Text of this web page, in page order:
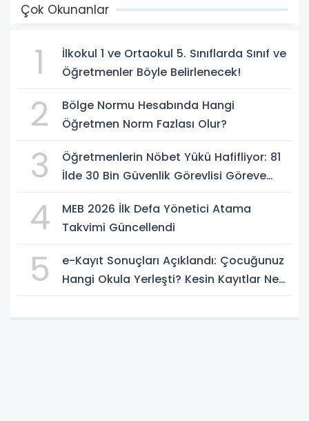
Çok Okunanlar
1
İlkokul 1 ve Ortaokul 5. Sınıflarda Sınıf ve
Öğretmenler Böyle Belirlenecek!
2
Bölge Normu Hesabında Hangi
Öğretmen Norm Fazlası Olur?
3
Öğretmenlerin Nöbet Yükü Hafifliyor: 81
İlde 30 Bin Güvenlik Görevlisi Göreve
4
MEB 2026 İlk Defa Yönetici Atama
Takvimi Güncellendi
5
e-Kayıt Sonuçları Açıklandı: Çocuğunuz
Hangi Okula Yerleşti? Kesin Kayıtlar Ne